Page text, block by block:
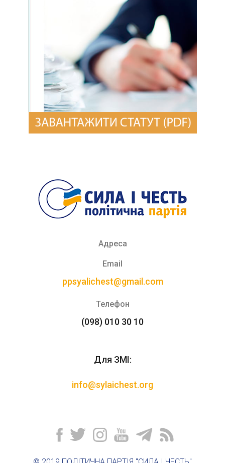
Адреса
Email
ppsyalichest@gmail.com
Телефон
(098) 010 30 10
Для ЗМІ:
info@sylaichest.org